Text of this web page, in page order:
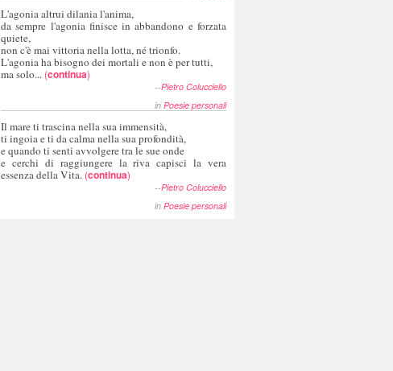
L'agonia altrui dilania l'anima,
da sempre l'agonia finisce in abbandono e forzata
quiete,
non c'è mai vittoria nella lotta, né trionfo.
L'agonia ha bisogno dei mortali e non è per tutti,
ma solo... (continua)
--Pietro Colucciello
in Poesie personali
Il mare ti trascina nella sua immensità,
ti ingoia e ti da calma nella sua profondità,
e quando ti senti avvolgere tra le sue onde
e cerchi di raggiungere la riva capisci la vera
essenza della Vita. (continua)
--Pietro Colucciello
in Poesie personali